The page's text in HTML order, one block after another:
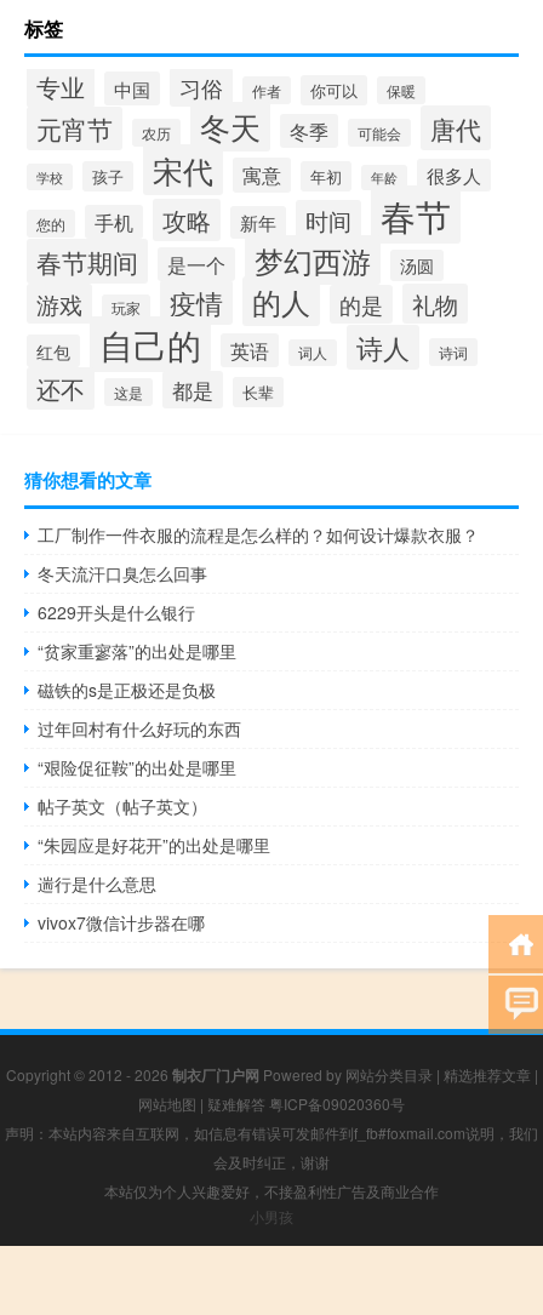
标签
专业 中国 习俗 作者 你可以 保暖
元宵节 农历 冬天 冬季 可能会 唐代
学校 孩子 宋代 寓意 年初 年龄 很多人
您的 手机 攻略 新年 时间 春节
春节期间 是一个 梦幻西游 汤圆
游戏 玩家 疫情 的人 的是 礼物
红包 自己的 英语 词人 诗人 诗词
还不 这是 都是 长辈
猜你想看的文章
工厂制作一件衣服的流程是怎么样的？如何设计爆款衣服？
冬天流汗口臭怎么回事
6229开头是什么银行
“贫家重寥落”的出处是哪里
磁铁的s是正极还是负极
过年回村有什么好玩的东西
“艰险促征鞍”的出处是哪里
帖子英文（帖子英文）
“朱园应是好花开”的出处是哪里
遄行是什么意思
vivox7微信计步器在哪
Copyright © 2012 - 2026 制衣厂门户网 Powered by 网站分类目录 | 精选推荐文章 |
网站地图 | 疑难解答 粤ICP备09020360号
声明：本站内容来自互联网，如信息有错误可发邮件到f_fb#foxmail.com说明，我们
会及时纠正，谢谢
本站仅为个人兴趣爱好，不接盈利性广告及商业合作
小男孩